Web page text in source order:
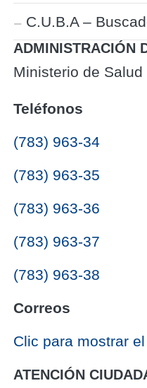
C.U.B.A –
ADMINISTRACIÓN
Ministerio de
Teléfonos
(783) 963-34
(783) 963-35
(783) 963-36
(783) 963-37
(783) 963-38
Correos
‎Clic para mostrar
ATENCIÓN